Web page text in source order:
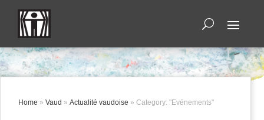
Home » Vaud » Actualité vaudoise » Category: "Evénements"